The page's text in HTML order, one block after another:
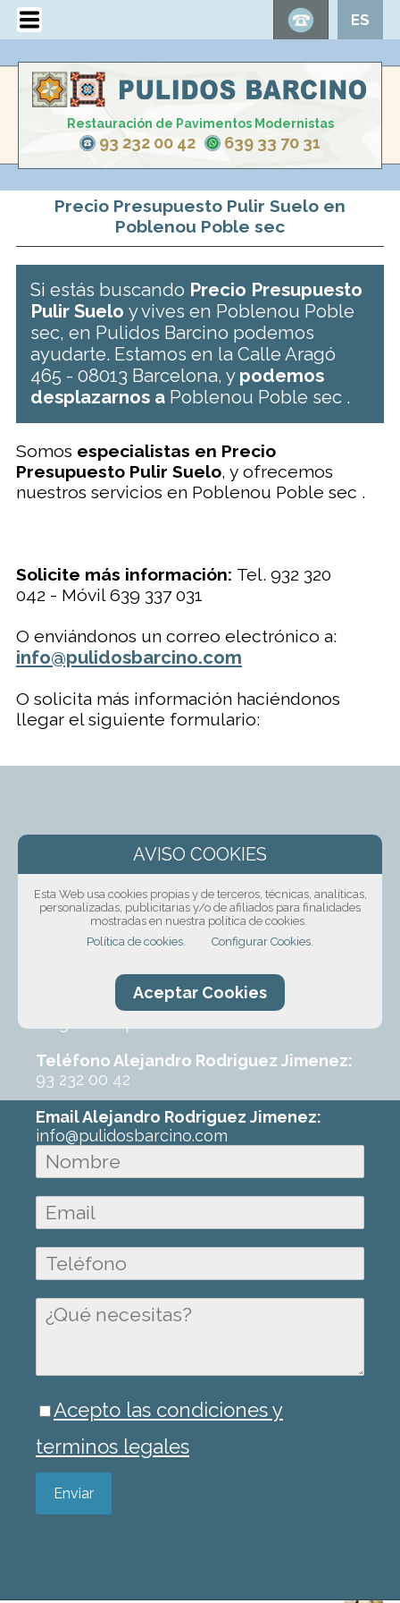
ES
Restauración de Pavimentos Modernistas
93 232 00 42 639 33 70 31
Precio Presupuesto Pulir Suelo en
Poblenou Poble sec
Si estás buscando Precio Presupuesto
Pulir Sueloy vives en Poblenou Poble
sec, en Pulidos Barcino podemos
ayudarte. Estamos en la Calle Aragó
465 - 08013 Barcelona, y podemos
desplazarnos a Poblenou Poble sec .
Somos especialistas en Precio
Presupuesto Pulir Suelo, y ofrecemos
nuestros servicios en Poblenou Poble sec .
Solicite más información: Tel. 932 320
042 - Móvil 639 337 031
O enviándonos un correo electrónico a:
info@pulidosbarcino.com
O solicita más información haciéndonos
llegar el siguiente formulario:
¡Solicita presupuesto
sin compromiso!
Ponte en contacto con nosotros mediante
nuestro formulario, por teléfono o correo
sobre el trabajo que requeres podremos
ofrecerte un primer presupuesto sin
Teléfono Alejandro Rodriguez Jimenez:
93 232 00 42
Email Alejandro Rodriguez Jimenez:
info@pulidosbarcino.com
Acepto las condiciones y
terminos legales
Enviar
Esta Web usa cookies propias y de terceros, técnicas, analíticas,
personalizadas, publicitarias y/o de afiliados para finalidades
mostradas en nuestra política de cookies.
Política de cookies.
Configurar Cookies.
Aceptar Cookies